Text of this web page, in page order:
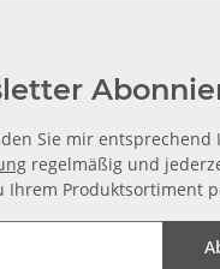
Sie mir entsprechend
regelmäßig und
Ihrem Produktsortiment